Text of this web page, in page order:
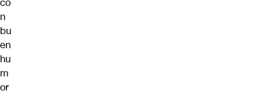
co
n
bu
en
hu
m
or